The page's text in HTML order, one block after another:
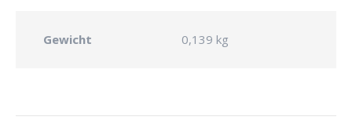
Gewicht 0,139 kg